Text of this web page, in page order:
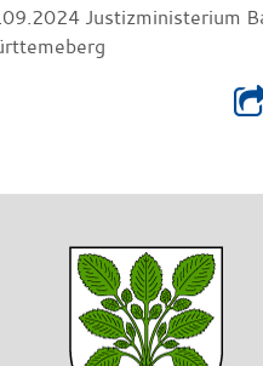
Justizministerium